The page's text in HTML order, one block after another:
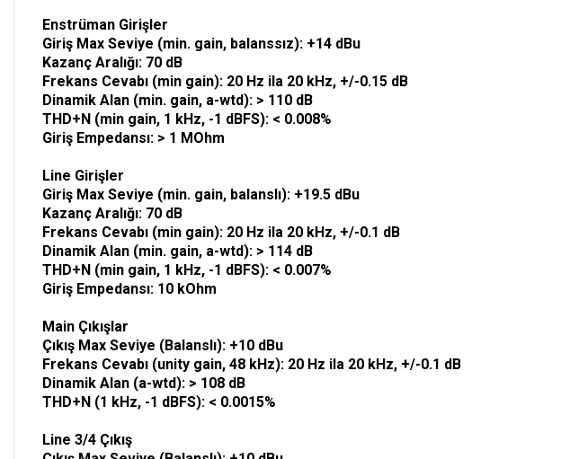
Enstrüman Girişler
Giriş Max Seviye (min. gain, balanssız): +14 dBu
Kazanç Aralığı: 70 dB
Frekans Cevabı (min gain): 20 Hz ila 20 kHz, +/-0.15 dB
Dinamik Alan (min. gain, a-wtd): > 110 dB
THD+N (min gain, 1 kHz, -1 dBFS): < 0.008%
Giriş Empedansı: > 1 MOhm
Line Girişler
Giriş Max Seviye (min. gain, balanslı): +19.5 dBu
Kazanç Aralığı: 70 dB
Frekans Cevabı (min gain): 20 Hz ila 20 kHz, +/-0.1 dB
Dinamik Alan (min. gain, a-wtd): > 114 dB
THD+N (min gain, 1 kHz, -1 dBFS): < 0.007%
Giriş Empedansı: 10 kOhm
Main Çıkışlar
Çıkış Max Seviye (Balanslı): +10 dBu
Frekans Cevabı (unity gain, 48 kHz): 20 Hz ila 20 kHz, +/-0.1 dB
Dinamik Alan (a-wtd): > 108 dB
THD+N (1 kHz, -1 dBFS): < 0.0015%
Line 3/4 Çıkış